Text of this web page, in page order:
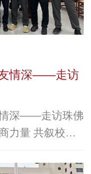
情深——走访
情深——走访珠佛
力量 共叙校友
企交流合作，近